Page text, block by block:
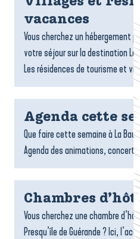
vacances
Vous cherchez un hébergement
votre séjour sur la destination La
Les résidences de tourisme et
Agenda cette
Que faire cette semaine à La
Agenda des animations,
Chambres
Vous cherchez une chambre
Presqu’île de Guérande ? Ici,